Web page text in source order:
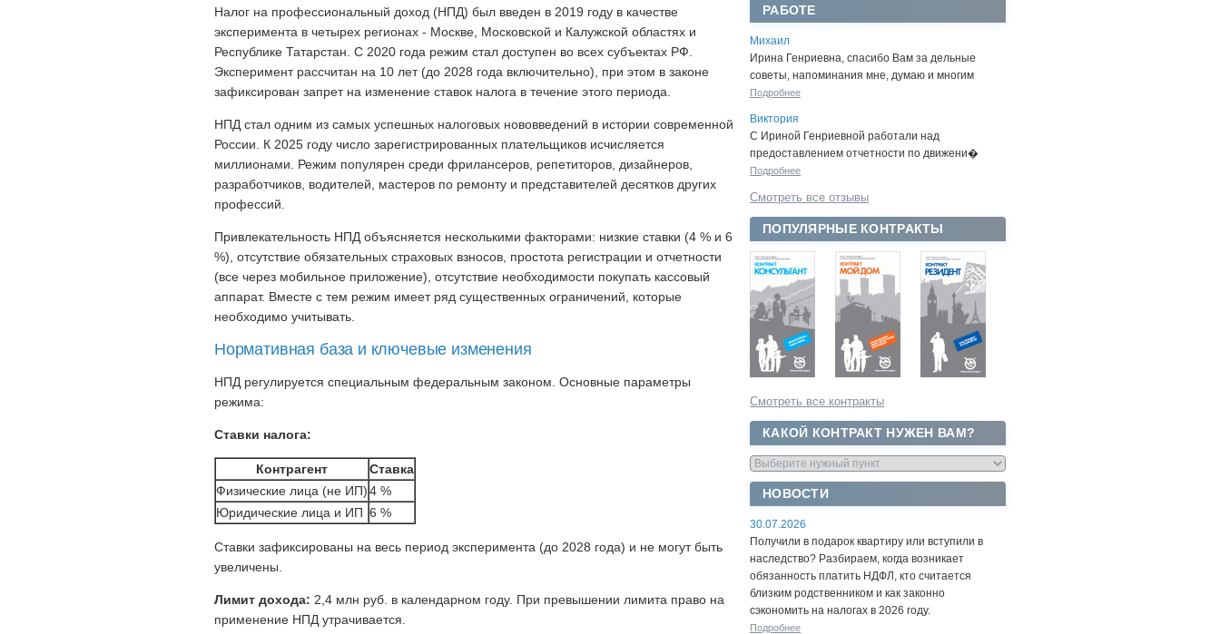
РАБОТЕ
Михаил
Ирина Генриевна, спасибо Вам за дельные
советы, напоминания мне, думаю и многим
Подробнее
Виктория
С Ириной Генриевной работали над
предоставлением отчетности по движени�
Подробнее
Смотреть все отзывы
ПОПУЛЯРНЫЕ КОНТРАКТЫ
Смотреть все контракты
КАКОЙ КОНТРАКТ НУЖЕН ВАМ?
НОВОСТИ
30.07.2026
Получили в подарок квартиру или вступили в
наследство? Разбираем, когда возникает
обязанность платить НДФЛ, кто считается
близким родственником и как законно
сэкономить на налогах в 2026 году.
Подробнее
Налог на профессиональный доход (НПД) был введен в 2019 году в качестве
эксперимента в четырех регионах - Москве, Московской и Калужской областях и
Республике Татарстан. С 2020 года режим стал доступен во всех субъектах РФ.
Эксперимент рассчитан на 10 лет (до 2028 года включительно), при этом в законе
зафиксирован запрет на изменение ставок налога в течение этого периода.
НПД стал одним из самых успешных налоговых нововведений в истории современной
России. К 2025 году число зарегистрированных плательщиков исчисляется
миллионами. Режим популярен среди фрилансеров, репетиторов, дизайнеров,
разработчиков, водителей, мастеров по ремонту и представителей десятков других
профессий.
Привлекательность НПД объясняется несколькими факторами: низкие ставки (4 % и 6
%), отсутствие обязательных страховых взносов, простота регистрации и отчетности
(все через мобильное приложение), отсутствие необходимости покупать кассовый
аппарат. Вместе с тем режим имеет ряд существенных ограничений, которые
необходимо учитывать.
Нормативная база и ключевые изменения
НПД регулируется специальным федеральным законом. Основные параметры
режима:
Ставки налога:
Контрагент
Ставка
Физические лица (не ИП)4 %
Юридические лица и ИП 6 %
Ставки зафиксированы на весь период эксперимента (до 2028 года) и не могут быть
увеличены.
Лимит дохода: 2,4 млн руб. в календарном году. При превышении лимита право на
применение НПД утрачивается.